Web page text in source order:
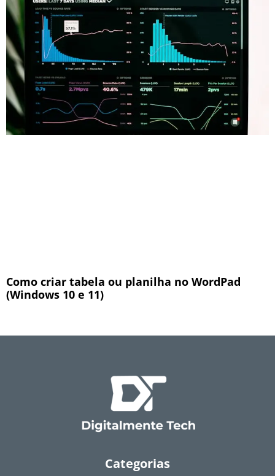
Como criar tabela ou planilha no WordPad
(Windows 10 e 11)
Categorias